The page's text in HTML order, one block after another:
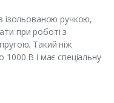
ізольованою ручкою,
при роботі з
Такий ніж
1000 В і має спеціальну